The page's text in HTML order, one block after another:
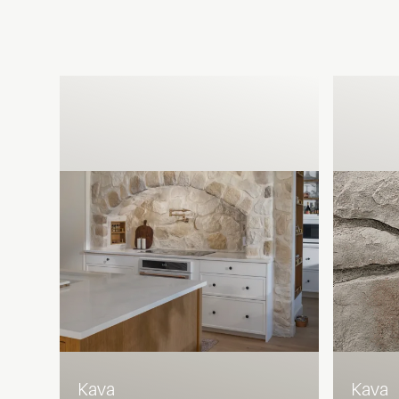
Kava Kava